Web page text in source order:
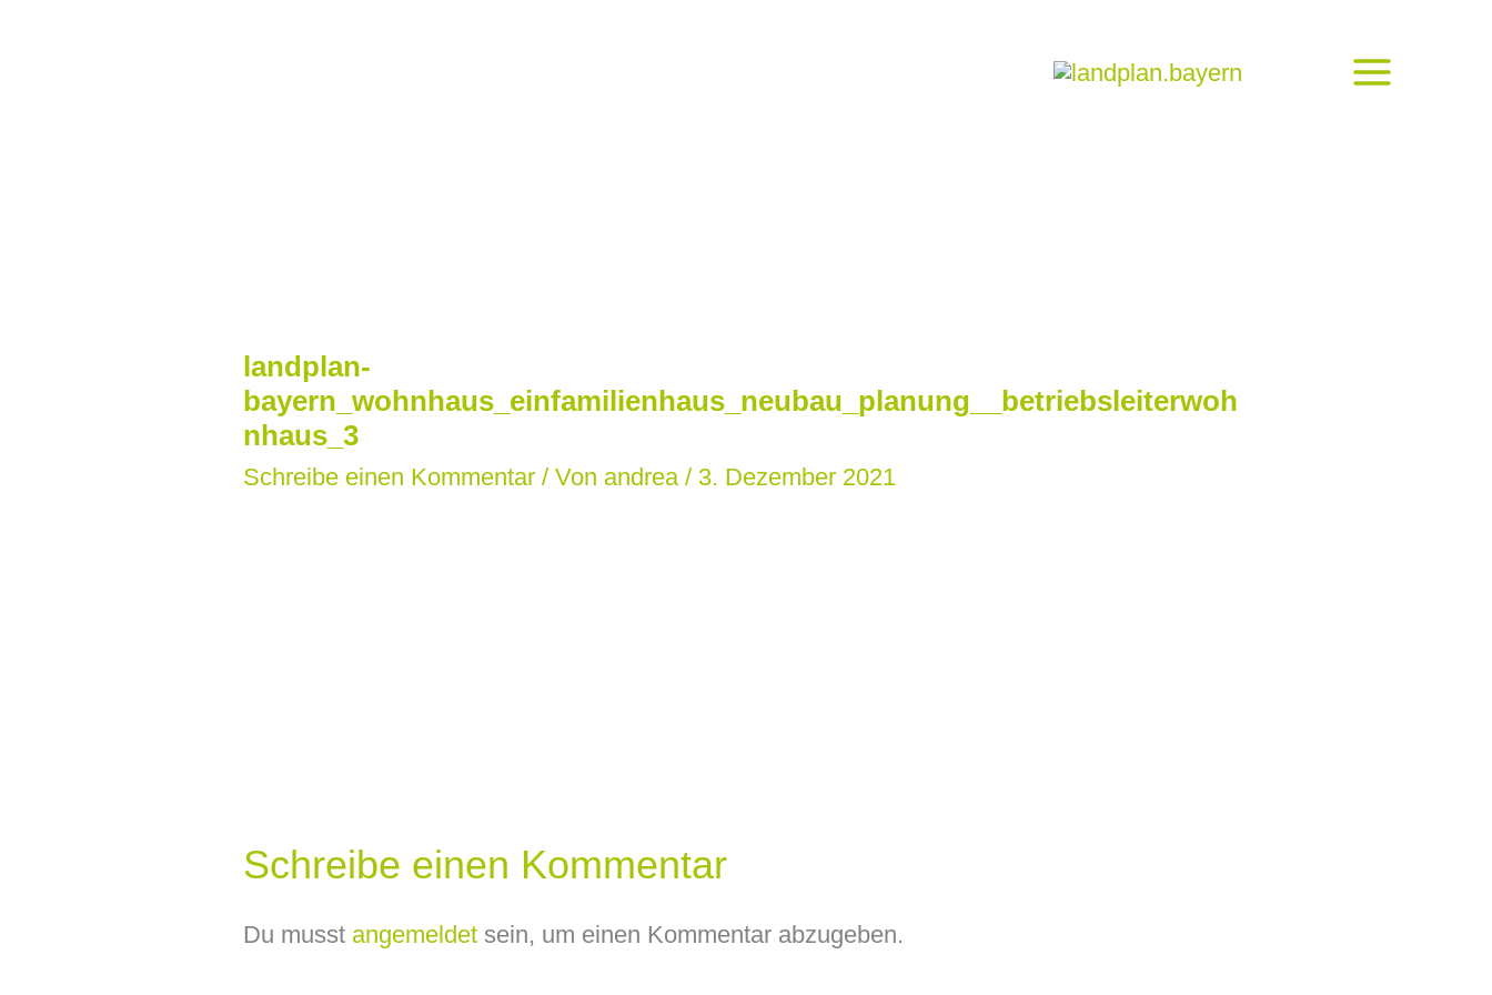
landplan-
bayern_wohnhaus_einfamilienhaus_neubau_planung__betriebsleiterwoh
nhaus_3
Schreibe einen Kommentar / Von andrea / 3. Dezember 2021
Schreibe einen Kommentar
Du musst angemeldetsein, um einen Kommentar abzugeben.